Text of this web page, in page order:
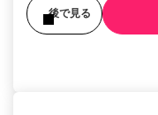
後で見る